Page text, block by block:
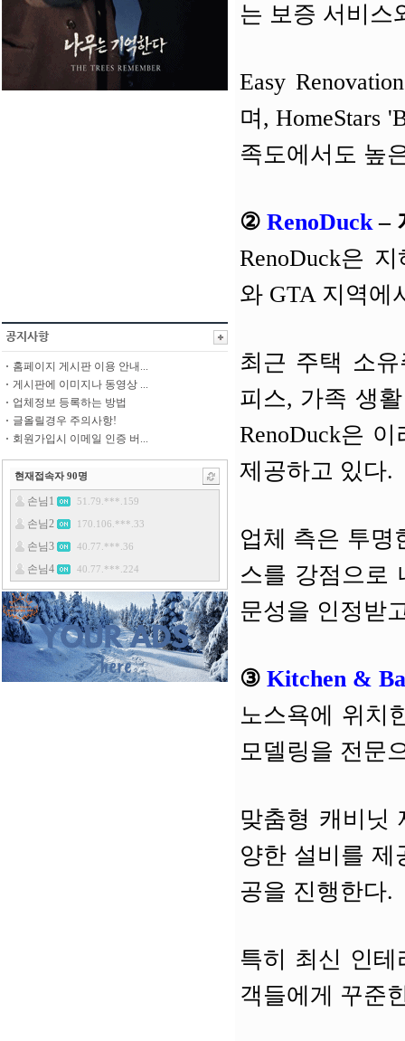
홈페이지 게시판 이용 안내...
게시판에 이미지나 동영상 ...
업체정보 등록하는 방법
글올릴경우 주의사항!
회원가입시 이메일 인증 버...
현재접속자 90명
는 보증 서비스
Easy
며, HomeStars
족도에서도 높
② RenoDuck–
RenoDuck은
와 GTA 지역에
최근 주택 소
피스, 가족 생
RenoDuck은
제공하고 있다.
업체 측은 투명
스를 강점으로
문성을 인정받
③ Kitchen &
노스욕에 위치
모델링을 전문
맞춤형 캐비닛
양한 설비를 제
공을 진행한다.
특히 최신 인
객들에게 꾸준